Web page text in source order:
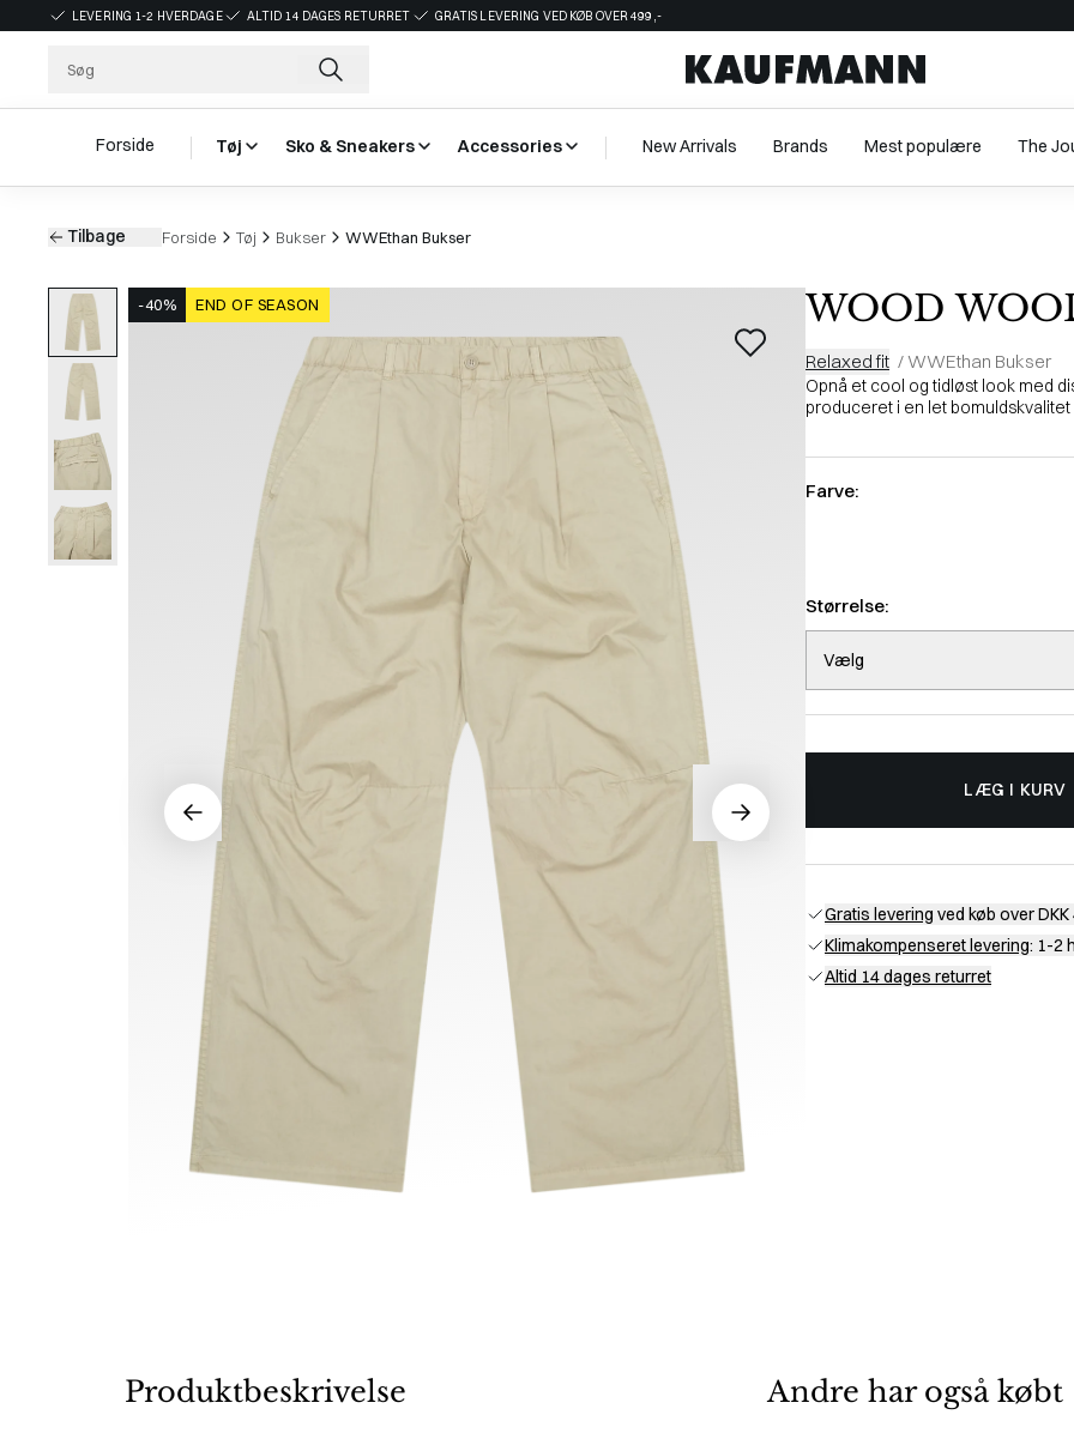
LEVERING 1-2 HVERDAGE ALTID 14 DAGES RETURRET GRATIS LEVERING VED KØB OVER 499,-
Forside Tøj Sko & Sneakers Accessories New Arrivals Brands Mest populære The
Tilbage Forside Tøj Bukser WWEthan Bukser
-40% END OF SEASON WOOD
Relaxed fit /WWEthan Bukser
Opnå et cool og tidløst look med
produceret i en let bomuldskvalitet
Farve:
Størrelse:
Vælg
LÆG I KURV
Gratis levering ved køb over DKK
Klimakompenseret levering: 1-2
Altid 14 dages returret
Produktbeskrivelse Andre har også købt